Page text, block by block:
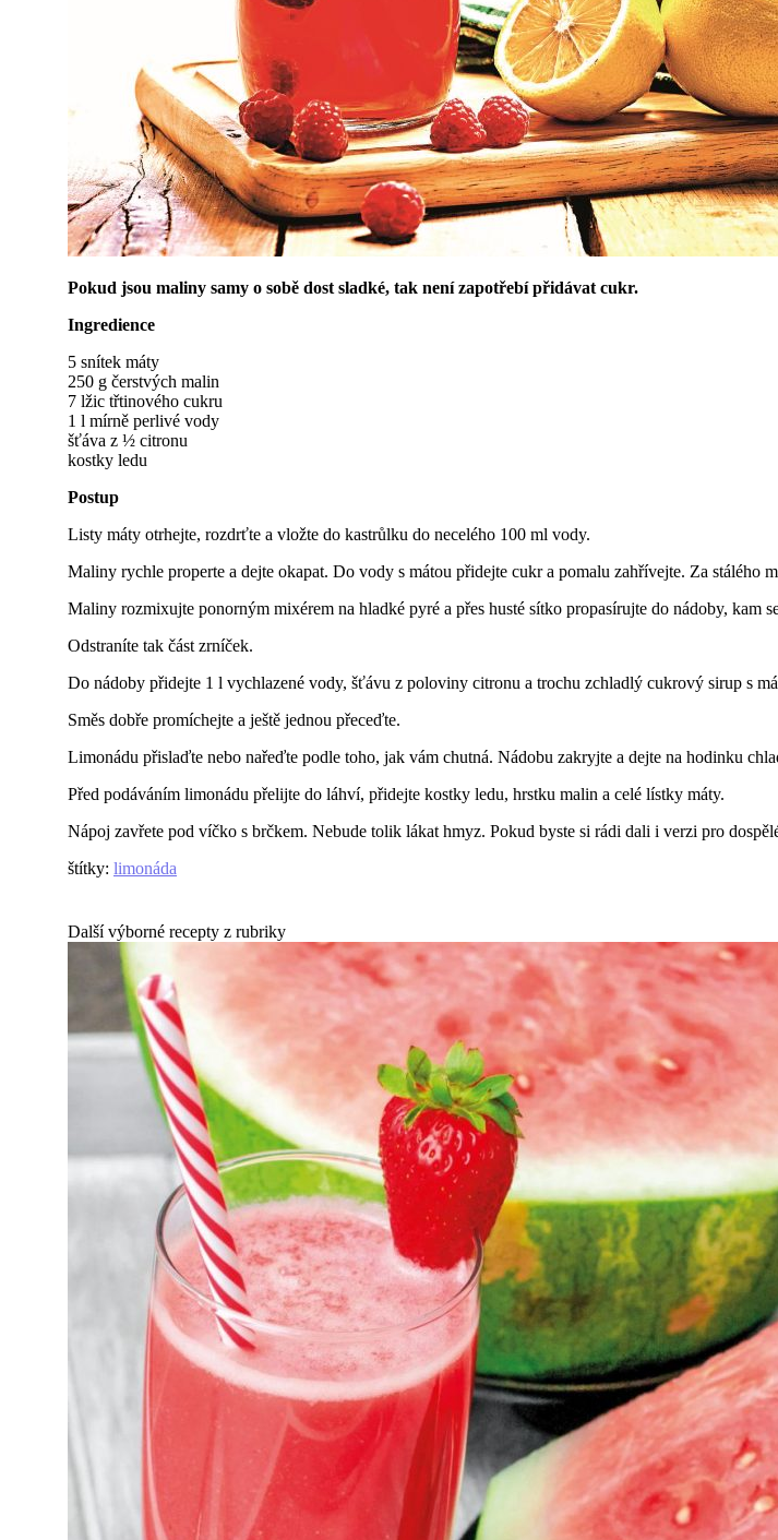
Pokud jsou maliny samy o sobě dost sladké, tak není zapotřebí přidávat cukr.
Ingredience
5 snítek máty
250 g čerstvých malin
7 lžic třtinového cukru
1 l mírně perlivé vody
šťáva z ½ citronu
kostky ledu
Postup
Listy máty otrhejte, rozdrťte a vložte do kastrůlku do necelého 100 ml vody.
Maliny rychle properte a dejte okapat. Do vody s mátou přidejte cukr a pomalu zahřívejte. Za
Maliny rozmixujte ponorným mixérem na hladké pyré a přes husté sítko propasírujte do nádoby, kam
Odstraníte tak část zrníček.
Do nádoby přidejte 1 l vychlazené vody, šťávu z poloviny citronu a trochu zchladlý cukrový sirup s
Směs dobře promíchejte a ještě jednou přeceďte.
Limonádu přislaďte nebo nařeďte podle toho, jak vám chutná. Nádobu zakryjte a dejte na hodinku
Před podáváním limonádu přelijte do láhví, přidejte kostky ledu, hrstku malin a celé lístky máty.
Nápoj zavřete pod víčko s brčkem. Nebude tolik lákat hmyz. Pokud byste si rádi dali i verzi pro
štítky: limonáda
Další výborné recepty z rubriky